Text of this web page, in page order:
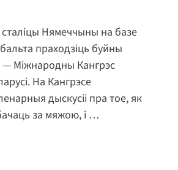
Нямеччыны на базе
праходзіць буйны
Міжнародны Кангрэс
На Кангрэсе
дыскусіі пра тое, як
за мяжою, і …